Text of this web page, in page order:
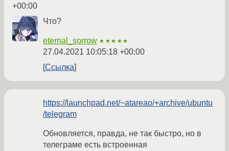
+00:00
Что?
eternal_sorrow ★★★★★
27.04.2021 10:05:18 +00:00
Ссылка
https://launchpad.net/~atareao/+archive/ubuntu
/telegram
Обновляется, правда, не так быстро, но в
телеграме есть встроенная